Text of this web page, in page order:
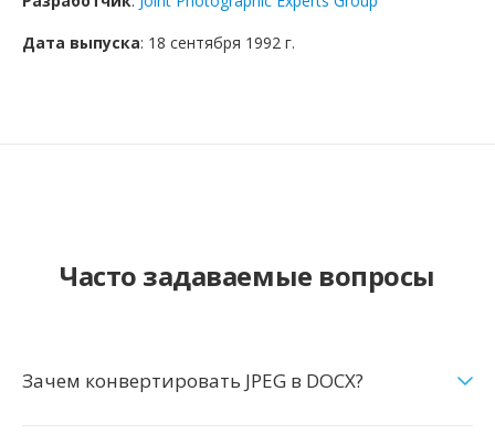
Дата выпуска: 18 сентября 1992 г.
Часто задаваемые вопросы
Зачем конвертировать JPEG в DOCX?